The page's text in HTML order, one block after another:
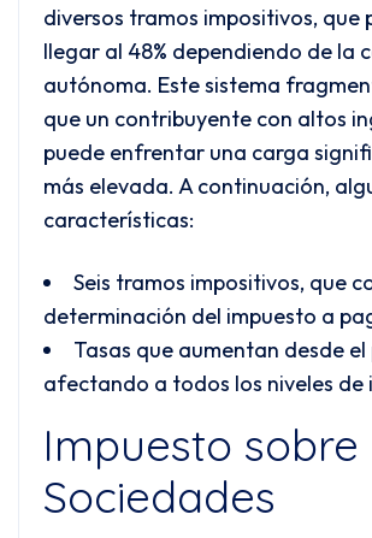
diversos tramos impositivos, que
llegar al 48% dependiendo de la
autónoma. Este sistema
que un contribuyente con altos
puede enfrentar una carga
más elevada. A continuación,
características:
Seis tramos impositivos, que
determinación del impuesto a
Tasas que aumentan desde
afectando a todos los niveles de
Impuesto sobre
Sociedades